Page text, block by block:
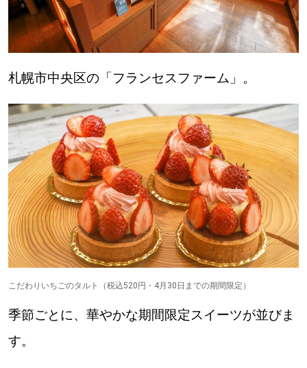
KEYWORD キーワード
Sitakke編集部あい
【いろんな価値観や生き方に触れたい】
Sitakke編集部 IKU 【まったり楽しみたい】
【暮らしの知恵を身につけたい】 札幌市
【札幌のお気に入りを見つけたい】
【道央のお気に入りを見つけたい】
【道北のお気に入りを見つけたい】
札幌市中央区の「フランセスファーム」。
こだわりいちごのタルト（税込520円・4月30日までの期間限定）
季節ごとに、華やかな期間限定スイーツが並びま
す。